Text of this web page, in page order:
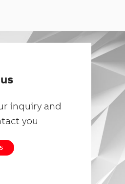
inquiry and
you